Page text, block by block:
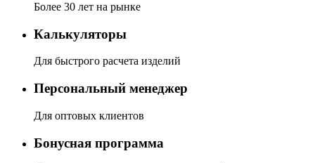
Более 30 лет на рынке
Калькуляторы
Для быстрого расчета изделий
Персональный менеджер
Для оптовых клиентов
Бонусная программа